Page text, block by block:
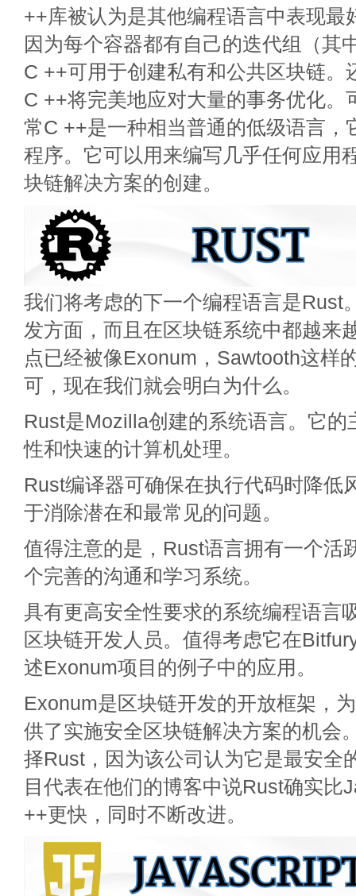
++库被认为是其他编程语言中表现最
因为每个容器都有自己的迭代组（其
C ++可用于创建私有和公共区块链。
C ++将完美地应对大量的事务优化。
常C ++是一种相当普通的低级语言，
程序。它可以用来编写几乎任何应用
块链解决方案的创建。
我们将考虑的下一个编程语言是Rust
发方面，而且在区块链系统中都越来
点已经被像Exonum，Sawtooth这样
可，现在我们就会明白为什么。
Rust是Mozilla创建的系统语言。它的
性和快速的计算机处理。
Rust编译器可确保在执行代码时降低
于消除潜在和最常见的问题。
值得注意的是，Rust语言拥有一个活
个完善的沟通和学习系统。
具有更高安全性要求的系统编程语言
区块链开发人员。值得考虑它在
述Exonum项目的例子中的应用。
Exonum是区块链开发的开放框架，
供了实施安全区块链解决方案的机会
择Rust，因为该公司认为它是最安全
目代表在他们的博客中说Rust确实比
++更快，同时不断改进。